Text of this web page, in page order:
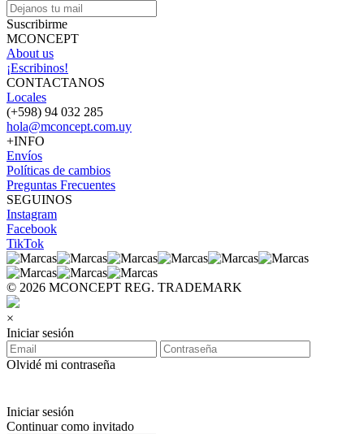
Suscribirme
MCONCEPT
About us
¡Escribinos!
CONTACTANOS
Locales
(+598) 94 032 285
hola@mconcept.com.uy
+INFO
Envíos
Políticas de cambios
Preguntas Frecuentes
SEGUINOS
Instagram
Facebook
TikTok
© 2026 MCONCEPT REG. TRADEMARK
×
Iniciar sesión
Olvidé mi contraseña
Iniciar sesión
Continuar como invitado